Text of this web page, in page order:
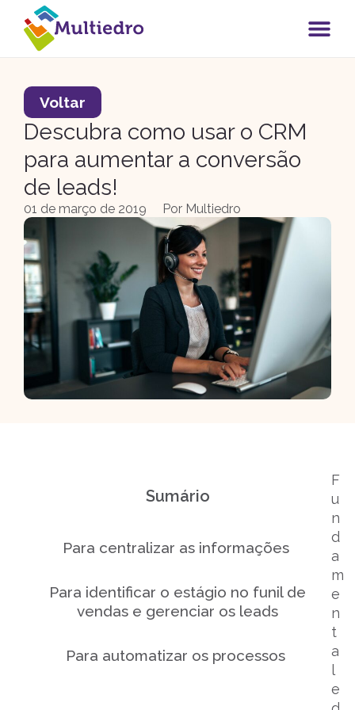
Voltar
Descubra como usar o CRM
para aumentar a conversão
de leads!
01 de março de 2019 Por Multiedro
F
u
n
d
a
m
e
n
t
a
l
e
Sumário
Para centralizar as informações
Para identificar o estágio no funil de
vendas e gerenciar os leads
Para automatizar os processos